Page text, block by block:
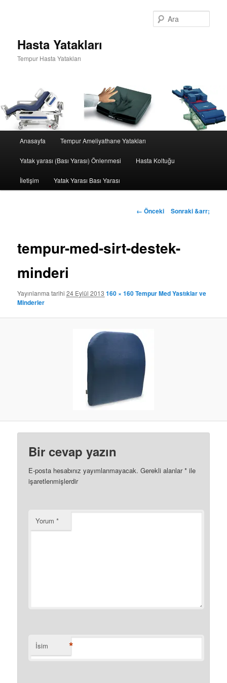
Hasta Yatakları
Tempur Hasta Yatakları
Birincil
içeriğe
geç
Anasayfa Tempur Ameliyathane Yatakları
Yatak yarası (Bası Yarası) Önlenmesi Hasta Koltuğu
İletişim Yatak Yarası Bası Yarası
Görsel
← Önceki Sonraki &arr;
tempur-med-sirt-destek-
minderi
Yayınlanma tarihi 24 Eylül 2013 160 × 160Tempur Med Yastıklar ve
Minderler
Bir cevap yazın
E-posta hesabınız yayımlanmayacak. Gerekli alanlar* ile
işaretlenmişlerdir
Yorum*
İsim *